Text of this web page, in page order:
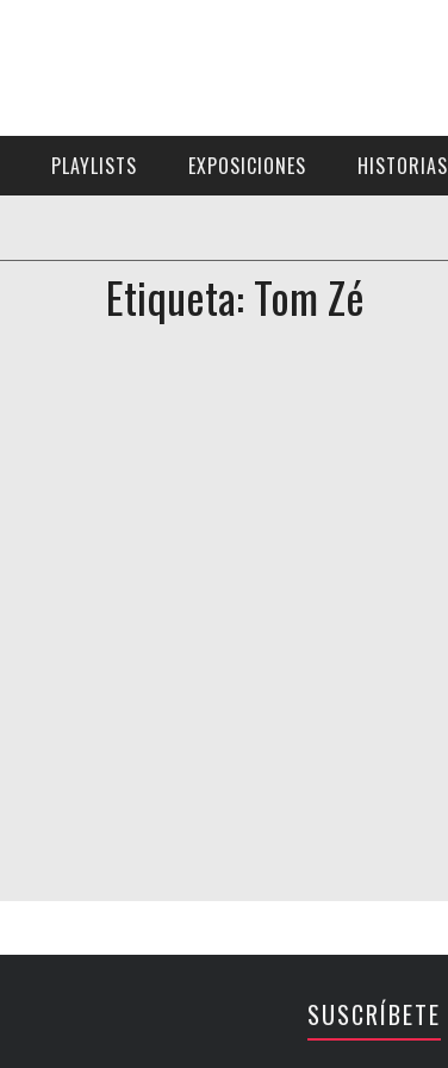
PLAYLISTS EXPOSICIONES HISTORIAS
Etiqueta: Tom Zé
SUSCRÍBETE